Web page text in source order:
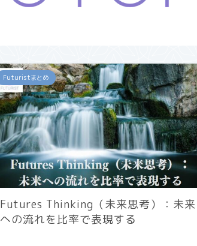
Futuristまとめ
Futures Thinking（未来思考）：未来
への流れを比率で表現する